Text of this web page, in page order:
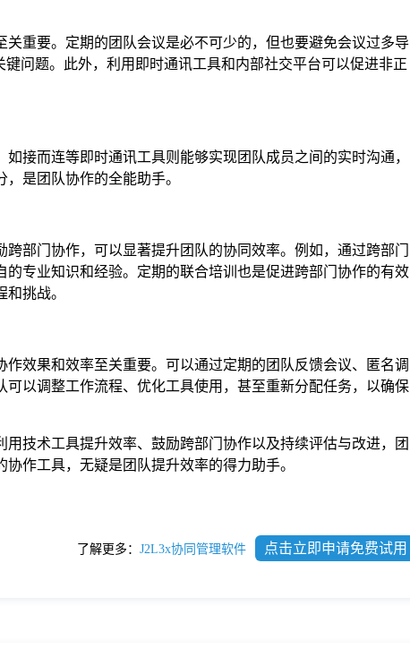
重要。定期的团队会议是必不可少的，但也要避免会议过多导
问题。此外，利用即时通讯工具和内部社交平台可以促进非正
接而连等即时通讯工具则能够实现团队成员之间的实时沟通，
是团队协作的全能助手。
部门协作，可以显著提升团队的协同效率。例如，通过跨部门
专业知识和经验。定期的联合培训也是促进跨部门协作的有效
挑战。
效果和效率至关重要。可以通过定期的团队反馈会议、匿名调
以调整工作流程、优化工具使用，甚至重新分配任务，以确保
技术工具提升效率、鼓励跨部门协作以及持续评估与改进，团
作工具，无疑是团队提升效率的得力助手。
了解更多： J2L3x协同管理软件 点击立即申请免费试用